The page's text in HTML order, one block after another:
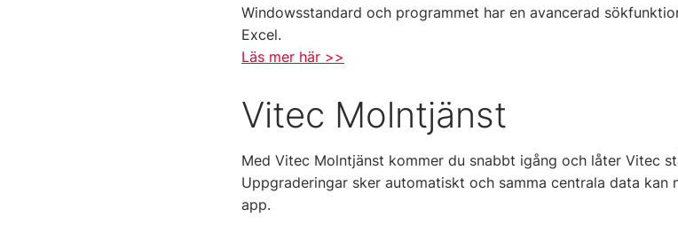
Windowsstandard och programmet har en avancerad
Excel.
Läs mer här >>
Vitec Molntjänst
Med Vitec Molntjänst kommer du snabbt igång och låter Vitec
Uppgraderingar sker automatiskt och samma centrala data kan
app.